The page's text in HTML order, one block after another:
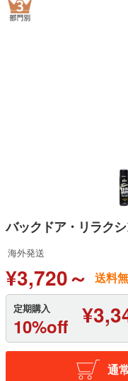
バックドア・リラク
海外発送
¥3,720～ 送料
定期購入
10%off
通